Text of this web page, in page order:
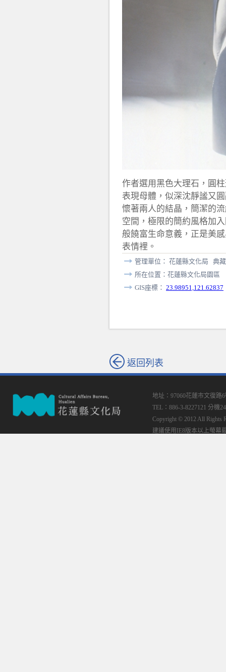
作者選用黑色大理石，圓
表現母體，似深沈靜謐又
懷著兩人的結晶，簡潔的
空間，極限的簡約風格加
般饒富生命意義，正是美
表情裡。
管理單位： 花蓮縣文化局 典藏
所在位置：花蓮縣文化局園區
GIS座標： 23.98951,121.62837
返回列表
地址：97060花蓮市文復路
TEL：886-3-8227121 分機
Copyright © 2012 All Rights
建議使用IE8版本以上螢幕